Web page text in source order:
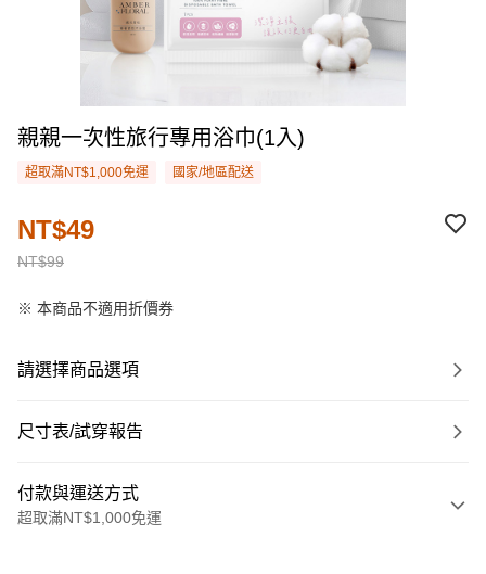
親親一次性旅行專用浴巾(1入)
超取滿NT$1,000免運 國家/地區配送
NT$99
NT$49
※ 本商品不適用折價券
請選擇商品選項
尺寸表/試穿報告
付款與運送方式
超取滿NT$1,000免運